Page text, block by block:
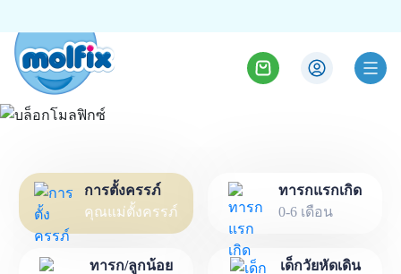
บล็อกโมลฟิกซ์
การตั้งครรภ์
คุณแม่ตั้งครรภ์
ทารกแรกเกิด
0-6 เดือน
ทารก/ลูกน้อย
เด็กวัยหัดเดิน